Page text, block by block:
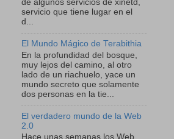
de algunos servicios de xinetd,
servicio que tiene lugar en el
d...
El Mundo Mágico de Terabithia
En la profundidad del bosque,
muy lejos del camino, al otro
lado de un riachuelo, yace un
mundo secreto que solamente
dos personas en la tie...
El verdadero mundo de la Web
2.0
Hace unas semanas los Web